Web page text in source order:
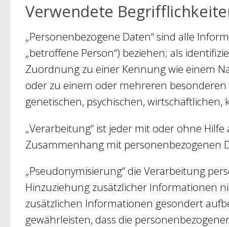
Verwendete
„Personenbezogene Daten“ sind alle
„betroffene Person“) beziehen; als
Zuordnung zu einer Kennung wie einem
oder zu einem oder mehreren
genetischen, psychischen,
„Verarbeitung“ ist jeder mit oder ohne
Zusammenhang mit personenbezogenen
„Pseudonymisierung“ die Verarbeitung
Hinzuziehung zusätzlicher Informationen
zusätzlichen Informationen gesondert
gewährleisten, dass die